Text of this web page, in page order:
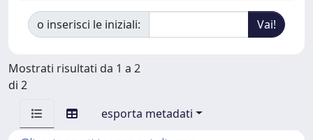
o inserisci le iniziali:
Mostrati risultati da 1 a 2
di 2
esporta metadati